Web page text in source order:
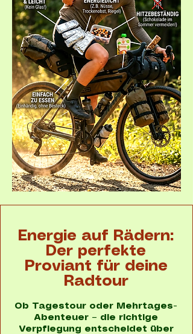
Energie auf Rädern:
Der perfekte
Proviant für deine
Radtour
Ob Tagestour oder Mehrtages-
Abenteuer – die richtige
Verpflegung entscheidet über